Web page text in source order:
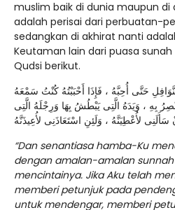
muslim baik di dunia maupun di
adalah perisai dari perbuatan-
sedangkan di akhirat nanti
Keutaman lain dari puasa
Qudsi berikut.
حَتَّى أُحِبَّهُ ، فَإِذَا أَحْبَبْتُهُ كُنْتُ سَمْعَهُ
بِهِ ، وَيَدَهُ الَّتِى يَبْطُشُ بِهَا وَرِجْلَهُ الَّتِى
لأُعْطِيَنَّهُ ، وَلَئِنِ اسْتَعَاذَنِى لأُعِيذَنَّهُ
“Dan senantiasa hamba-Ku
dengan amalan-amalan sunnah
mencintainya. Jika Aku telah
memberi petunjuk pada
untuk mendengar, memberi